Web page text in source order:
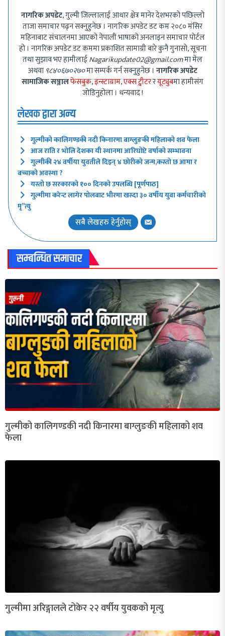
नागरिक अपडेट, गुल्मी जिल्लालाई आधार क्षेत्र मानेर देशभरको पछिल्लो
ताजा समाचार पढ्न सक्नुहुनेछ । नागरिक अपडेट डट कम २०८० मंसिर
महिनाबाट संचालनमा आएको नेपाली भाषाको अनलाइन समाचार पोर्टल
हो । नागरिक अपडेट डट कममा प्रकाशित सामाग्री बारे कुनै गुनासो, सूचना
तथा सुझाव भए हामीलाईNagarikupdate02@gmail.comमा मेल
अथवा ९८४०६७०२७०मा सम्पर्क गर्न सक्नुहुनेछ । नागरिक अपडेट
सामाजिक सञ्जालफेसबुक,इन्स्टाग्राम,एक्स ट्वीटररयूट्युबमा हामीसंग
जोडिनुहोला । धन्यवाद !
लेखक द्वारा अन्य
गुल्मीको कालिगण्डकी नदी किनारमा बाग्लुङकी महिलाको शव फेला
आज राति र भोलि देशका यी स्थानमा आरिघोप्टे वर्षाको सम्भावना
गुल्मीकी २४ वर्षीया युवतीले दिइन् ४ छोरीको जन्म,कस्तो छ आमा र
बच्चाको अवस्था ?
यस्तो छ सरकारको १०० दिनको उपलब्धि [पूर्णपाठ]
गुल्मीमा करेन्ट लागेर पोलबाट भीरमा खस्दा ३० वर्षीय युवा कर्मचारीको
मृ”त्यु
सबै लेखहरु हेर्नुहोस्
सम्बन्धित समाचार
गुल्मीको कालिगण्डकी नदी किनारमा बाग्लुङकी महिलाको शव
फेला
गुल्मीमा अरिङ्गालले टोकेर २२ वर्षीय युवकको मृत्यु